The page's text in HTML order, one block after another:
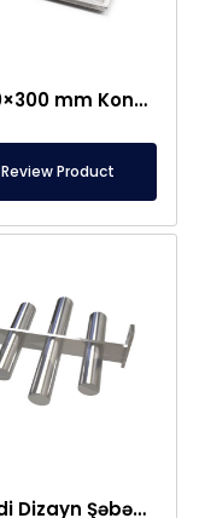
300×300 mm Konik, Xüsusi İstehsal Maqnit Qril, Şəkər – Duz Arabası üçün Xüsusi – 304L Paslanmayan Keyfiyyət
Review Product
Fərdi Dizayn Şəbəkə Neodim, 3 Çubuqlu Metal Ayırıcı Maqnit